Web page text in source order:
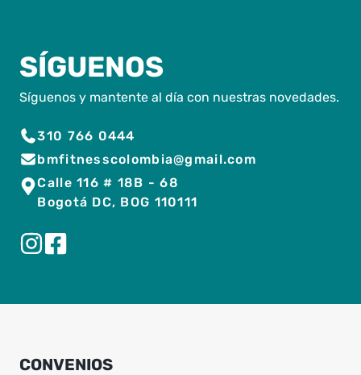
SÍGUENOS
Síguenos y mantente al día con nuestras novedades.
310 766 0444
bmfitnesscolombia@gmail.com
Calle 116 # 18B - 68
Bogotá DC, BOG 110111
CONVENIOS